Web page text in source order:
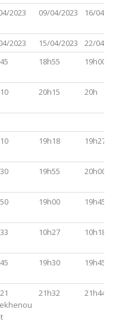
CHEMINI
TAZRIA
2023 09/04/2023 16/04/
2023 15/04/2023
22/04/
18h55 19h00
20h15 20h
19h18 19h27
19h55 20h00
19h00 19h45
10h27 10h18
19h30 19h45
21h32 21h44